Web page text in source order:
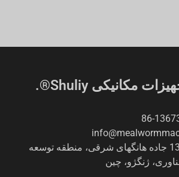
شرکت تجهیزات مکانیکی Shuliy®.
شماره 1394 جاده هانگهای شرقی، منطقه توسعه
ژنگژو، چین